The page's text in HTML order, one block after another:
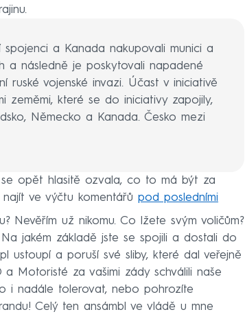
spojenci a Kanada nakupovali munici a
a následně je poskytovali napadené
ruské vojenské invazi. Účast v iniciativě
zeměmi, které se do iniciativy zapojily,
Německo a Kanada. Česko mezi
opět hlasitě ozvala, co to má být za
ve výčtu komentářů pod posledními
Nevěřím už nikomu. Co lžete svým voličům?
jakém základě jste se spojili a dostali do
ustoupí a poruší své sliby, které dal veřejně
Motoristé za vašimi zády schválili naše
i nadále tolerovat, nebo pohrozíte
Celý ten ansámbl ve vládě u mne